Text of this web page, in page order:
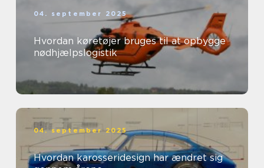
04. september 2025
Hvordan køretøjer bruges til at opbygge
nødhjælpslogistik
04. september 2025
Hvordan karosseridesign har ændret sig